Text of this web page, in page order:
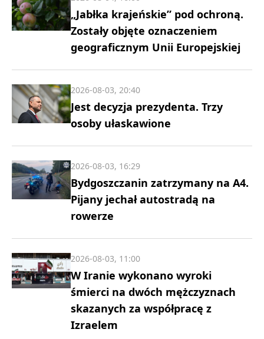
„Jabłka krajeńskie” pod ochroną.
Zostały objęte oznaczeniem
geograficznym Unii Europejskiej
Jest decyzja prezydenta. Trzy
osoby ułaskawione
2026-08-03, 20:40
Bydgoszczanin zatrzymany na A4.
Pijany jechał autostradą na
rowerze
2026-08-03, 16:29
W Iranie wykonano wyroki
śmierci na dwóch mężczyznach
skazanych za współpracę z
Izraelem
2026-08-03, 11:00